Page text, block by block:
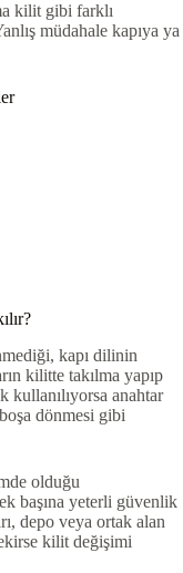
kilit gibi farklı
müdahale kapıya ya
kapı dilinin
kilitte takılma yapıp
kullanılıyorsa anahtar
dönmesi gibi
olduğu
başına yeterli güvenlik
depo veya ortak alan
kilit değişimi